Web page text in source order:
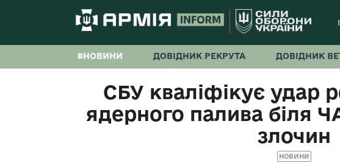
#НОВИНИ ДОВІДНИК РЕКРУТА ДОВІДНИК
СБУ кваліфікує удар
ядерного палива біля
злочин
НОВИНИ